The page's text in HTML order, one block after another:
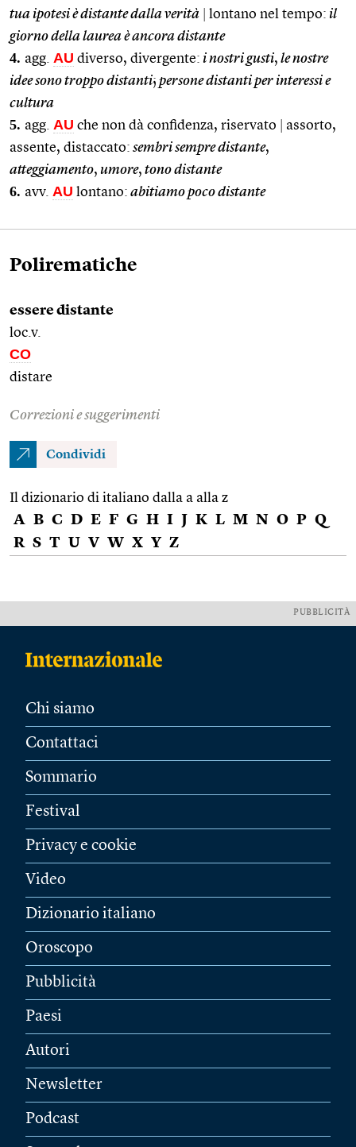
tua ipotesi è distante dalla verità
lontano nel tempo: il
giorno della laurea è ancora distante
4. agg. AU diverso, divergente: i nostri gusti, le nostre
idee sono troppo distanti; persone distanti per interessi e
cultura
5. agg. AU che non dà confidenza, riservato
assorto,
assente, distaccato: sembri sempre distante,
atteggiamento, umore, tono distante
6. avv. AU lontano: abitiamo poco distante
Polirematiche
essere distante
loc.v.
CO
distare
Correzioni e suggerimenti
Condividi
Il dizionario di italiano dalla a alla z
A B C D E F G H I J K L M N O P Q
R S T U V W X Y Z
PUBBLICITÀ
Chi siamo
Contattaci
Sommario
Festival
Privacy e cookie
Video
Dizionario italiano
Oroscopo
Pubblicità
Paesi
Autori
Newsletter
Podcast